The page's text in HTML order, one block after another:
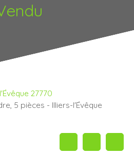
27770
5 pièces - Illiers-l'Évêque